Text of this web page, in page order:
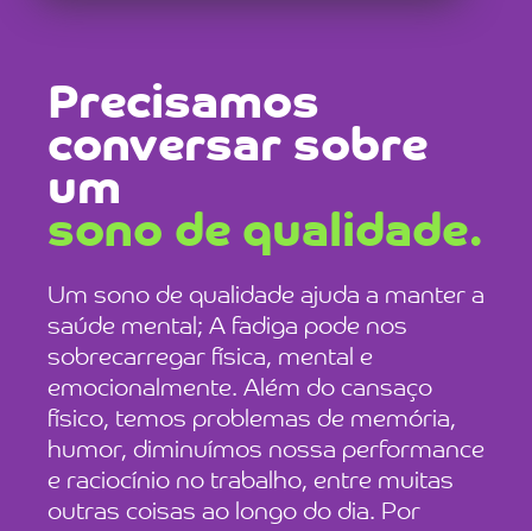
Precisamos
conversar sobre
um
sono de qualidade.
Um sono de qualidade ajuda a manter a
saúde mental; A fadiga pode nos
sobrecarregar física, mental e
emocionalmente. Além do cansaço
físico, temos problemas de memória,
humor, diminuímos nossa performance
e raciocínio no trabalho, entre muitas
outras coisas ao longo do dia. Por